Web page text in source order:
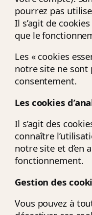
pourrez pas
Il s’agit de
que le
Les « cookies
notre site ne sont
consentement.
Les cookies
Il s’agit des
connaître
notre site et d’en
fonctionnement.
Gestion des
Vous pouvez à